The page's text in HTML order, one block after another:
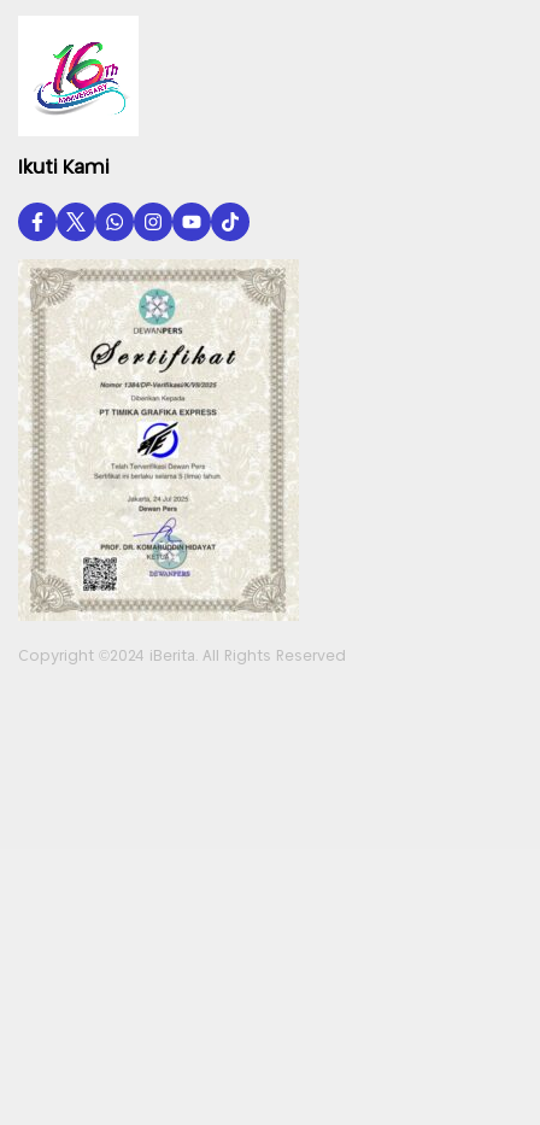
Ikuti Kami
Copyright ©2024 iBerita. All Rights Reserved